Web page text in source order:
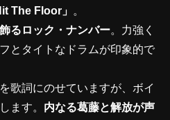
The Floor」
るロック・ナンバー 。力強く
とタイトなドラムが印象的で
歌詞にのせていますが、ボイ
ます。 内なる葛藤と解放が声